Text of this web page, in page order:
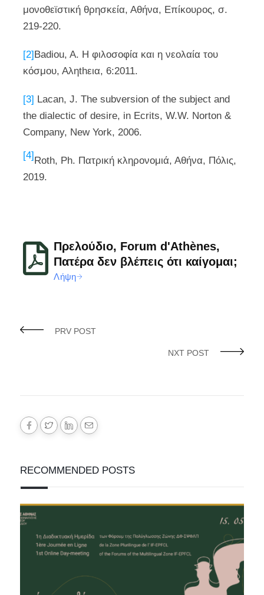
μονοθεϊστική θρησκεία, Αθήνα, Επίκουρος, σ.
219-220.
[2]Badiou, A. Η φιλοσοφία και η νεολαία του
κόσμου, Αληthεια, 6:2011.
[3] Lacan, J. The subversion of the subject and
the dialectic of desire, in Ecrits, W.W. Norton &
Company, New York, 2006.
[4]Roth, Ph. Πατρική κληρονομιά, Αθήνα, Πόλις,
2019.
Πρελούδιο, Forum d'Athènes,
Πατέρα δεν βλέπεις ότι καίγομαι;
Λήψη
PRV POST
NXT POST
RECOMMENDED POSTS